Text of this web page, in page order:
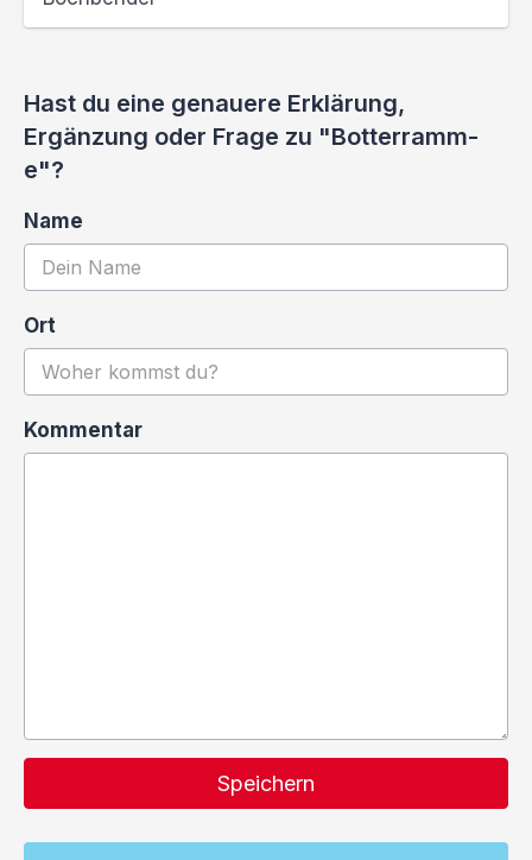
Hast du eine genauere Erklärung,
Ergänzung oder Frage zu "Botterramm-
e"?
Name
Ort
Kommentar
Speichern